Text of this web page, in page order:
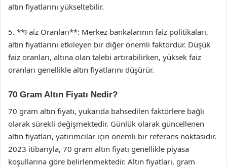
altın fiyatlarını yükseltebilir.
5. **Faiz Oranları**: Merkez bankalarının faiz politikaları,
altın fiyatlarını etkileyen bir diğer önemli faktördür. Düşük
faiz oranları, altına olan talebi artırabilirken, yüksek faiz
oranları genellikle altın fiyatlarını düşürür.
70 Gram Altın Fiyatı Nedir?
70 gram altın fiyatı, yukarıda bahsedilen faktörlere bağlı
olarak sürekli değişmektedir. Günlük olarak güncellenen
altın fiyatları, yatırımcılar için önemli bir referans noktasıdır.
2023 itibarıyla, 70 gram altın fiyatı genellikle piyasa
koşullarına göre belirlenmektedir. Altın fiyatları, gram